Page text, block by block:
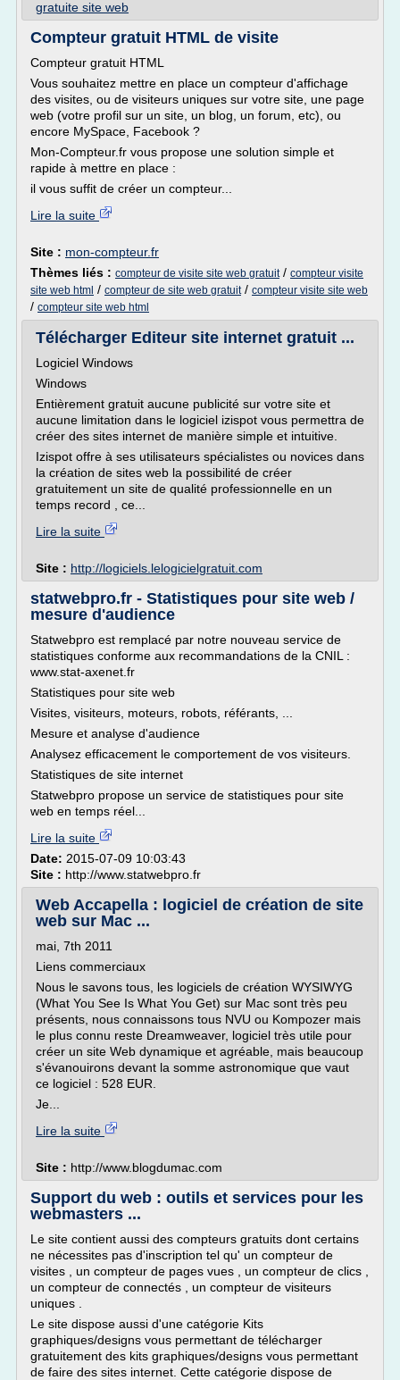
gratuite site web
Compteur gratuit HTML de visite
Compteur gratuit HTML
Vous souhaitez mettre en place un compteur d'affichage
des visites, ou de visiteurs uniques sur votre site, une page
web (votre profil sur un site, un blog, un forum, etc), ou
encore MySpace, Facebook ?
Mon-Compteur.fr vous propose une solution simple et
rapide à mettre en place :
il vous suffit de créer un compteur...
Lire la suite
Site : mon-compteur.fr
Thèmes liés : compteur de visite site web gratuit/ compteur visite
site web html / compteur de site web gratuit/ compteur visite site web
/ compteur site web html
Télécharger Editeur site internet gratuit ...
Logiciel Windows
Windows
Entièrement gratuit aucune publicité sur votre site et
aucune limitation dans le logiciel izispot vous permettra de
créer des sites internet de manière simple et intuitive.
Izispot offre à ses utilisateurs spécialistes ou novices dans
la création de sites web la possibilité de créer
gratuitement un site de qualité professionnelle en un
temps record , ce...
Lire la suite
Site : http://logiciels.lelogicielgratuit.com
statwebpro.fr - Statistiques pour site web /
mesure d'audience
Statwebpro est remplacé par notre nouveau service de
statistiques conforme aux recommandations de la CNIL :
www.stat-axenet.fr
Statistiques pour site web
Visites, visiteurs, moteurs, robots, référants, ...
Mesure et analyse d'audience
Analysez efficacement le comportement de vos visiteurs.
Statistiques de site internet
Statwebpro propose un service de statistiques pour site
web en temps réel...
Lire la suite
Date: 2015-07-09 10:03:43
Site : http://www.statwebpro.fr
Web Accapella : logiciel de création de site
web sur Mac ...
mai, 7th 2011
Liens commerciaux
Nous le savons tous, les logiciels de création WYSIWYG
(What You See Is What You Get) sur Mac sont très peu
présents, nous connaissons tous NVU ou Kompozer mais
le plus connu reste Dreamweaver, logiciel très utile pour
créer un site Web dynamique et agréable, mais beaucoup
s'évanouirons devant la somme astronomique que vaut
ce logiciel : 528 EUR.
Je...
Lire la suite
Site : http://www.blogdumac.com
Support du web : outils et services pour les
webmasters ...
Le site contient aussi des compteurs gratuits dont certains
ne nécessites pas d'inscription tel qu' un compteur de
visites , un compteur de pages vues , un compteur de clics ,
un compteur de connectés , un compteur de visiteurs
uniques .
Le site dispose aussi d'une catégorie Kits
graphiques/designs vous permettant de télécharger
gratuitement des kits graphiques/designs vous permettant
de faire des sites internet. Cette catégorie dispose de